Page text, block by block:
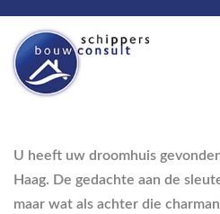
U heeft uw droomhuis
Haag. De gedachte aan de
maar wat als achter die